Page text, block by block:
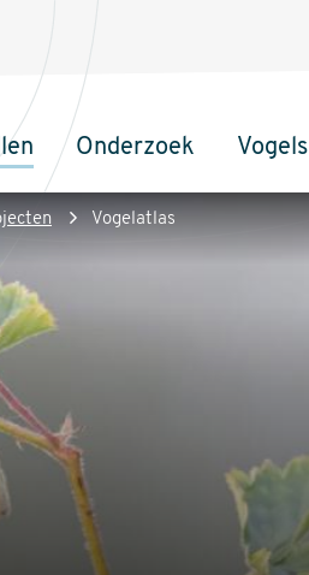
Onderzoek Vogels
Vogelatlas